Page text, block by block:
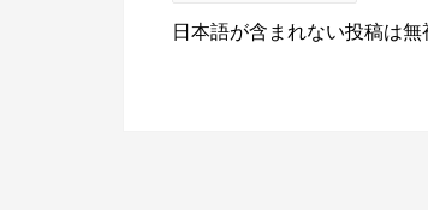
日本語が含まれない投稿は